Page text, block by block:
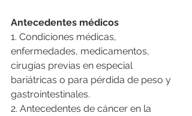
Antecedentes médicos
1. Condiciones médicas,
enfermedades, medicamentos,
cirugías previas en especial
bariátricas o para pérdida de peso y
gastrointestinales.
2. Antecedentes de cáncer en la